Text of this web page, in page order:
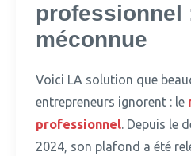
professionnel
méconnue
Voici LA solution que
entrepreneurs ignorent : le
professionnel. Depuis le
2024, son plafond a été